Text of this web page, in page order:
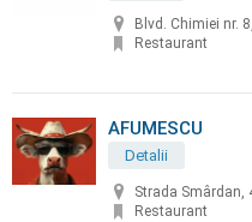
Blvd. Chimiei nr.
Restaurant
AFUMESCU
Detalii
Strada Smârdan,
Restaurant